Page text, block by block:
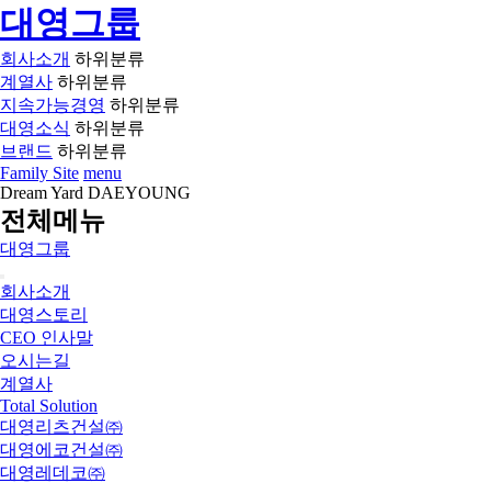
대영그룹
회사소개 하위분류
계열사 하위분류
지속가능경영 하위분류
대영소식 하위분류
브랜드 하위분류
Family Site menu
Dream Yard DAEYOUNG
전체메뉴
대영그룹
회사소개
대영스토리
CEO 인사말
오시는길
계열사
Total Solution
대영리츠건설㈜
대영에코건설㈜
대영레데코㈜